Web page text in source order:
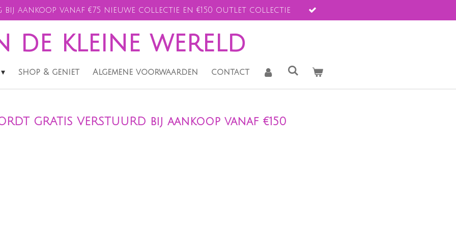
bij aankoop vanaf €75 nieuwe collectie en €150 outlet collectie
de kleine wereld
shop & geniet Algemene voorwaarden contact
GRATIS VERSTUURD bij aankoop vanaf €150